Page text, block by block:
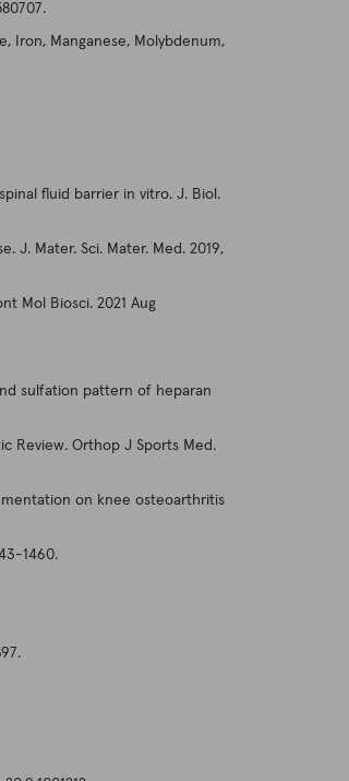
Manganese, Molybdenum,
fluid barrier in vitro. J. Biol.
J. Mater. Sci. Mater. Med. 2019,
Mol Biosci. 2021 Aug
sulfation pattern of heparan
Review. Orthop J Sports Med.
on knee osteoarthritis
1460.